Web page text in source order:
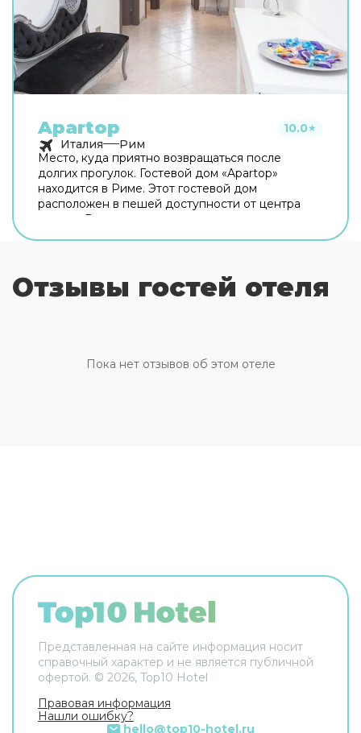
Apartop 10.0★
Италия
Рим
Место, куда приятно возвращаться после
долгих прогулок. Гостевой дом «Apartop»
находится в Риме. Этот гостевой дом
расположен в пешей доступности от центра
города. Рядом с гостевым домом можно
В гостевом доме есть бесплатный Wi-Fi. Для
путешественников на машине организована
передвижения возможна организация
трансфера. Доступная среда: работает лифт. А
Отзывы гостей отеля
Пока нет отзывов об этом отеле
Представленная на сайте информация носит
справочный характер и не является публичной
офертой. © 2026, Top10 Hotel
Правовая информация
Нашли ошибку?
hello@top10-hotel.ru